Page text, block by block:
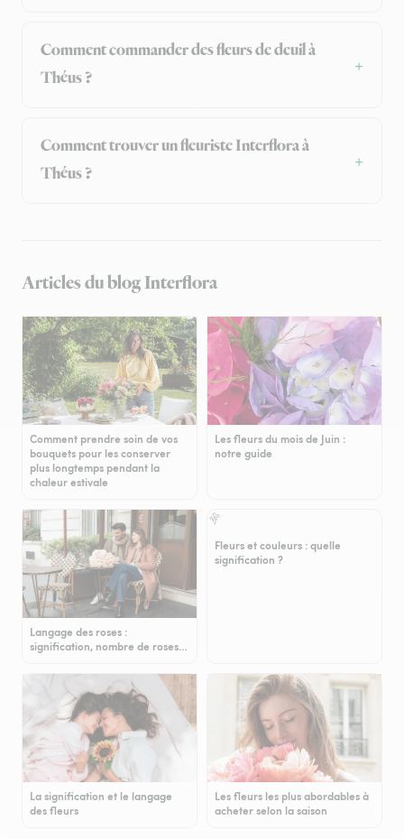
Comment commander des fleurs de deuil à
Théus ?
Comment trouver un fleuriste Interflora à
Théus ?
Articles du blog Interflora
Comment prendre soin de vos
bouquets pour les conserver
plus longtemps pendant la
chaleur estivale
Les fleurs du mois de Juin :
notre guide
Langage des roses :
signification, nombre de roses…
Fleurs et couleurs : quelle
signification ?
La signification et le langage
des fleurs
Les fleurs les plus abordables à
acheter selon la saison